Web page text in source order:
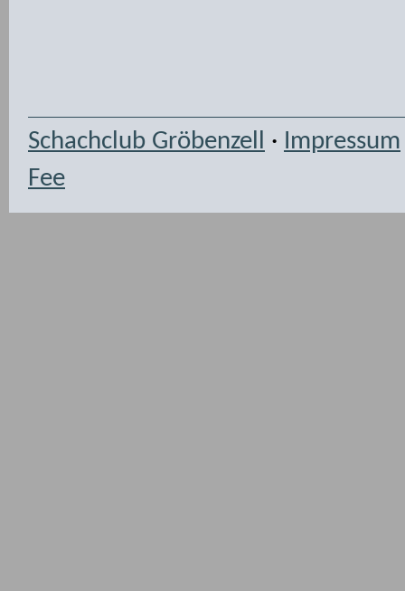
Schachclub Gröbenzell · Impressum
Fee